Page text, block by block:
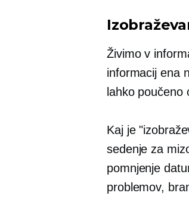
Živimo v
informacij ena
lahko poučeno
Kaj je
sedenje za
pomnjenje
problemov,